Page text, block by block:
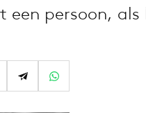
persoon, als